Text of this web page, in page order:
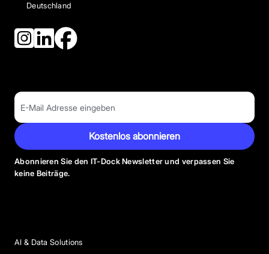
Deutschland
Kostenlos abonnieren
Abonnieren Sie den IT-Dock Newsletter und verpassen Sie
keine Beiträge.
AI & Data Solutions